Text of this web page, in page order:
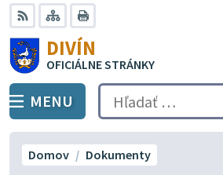
Preskočiť
na
obsah
RSS Mapa
DIVÍN
OFICIÁLNE STRÁNKY
PREPNÚŤ
MENU Hľadať:
Domov Dokumenty